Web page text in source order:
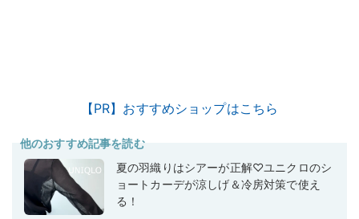
【PR】おすすめショップはこちら
他のおすすめ記事を読む
夏の羽織りはシアーが正解♡ユニクロのシ
ョートカーデが涼しげ＆冷房対策で使え
る！